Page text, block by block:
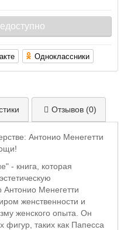
Одноклассники
Отзывов (0)
Антонио Менегетти
- книга, которая
Антонио Менегетти
женственности и
женского опыта. Он
фигур, таких как Папесса